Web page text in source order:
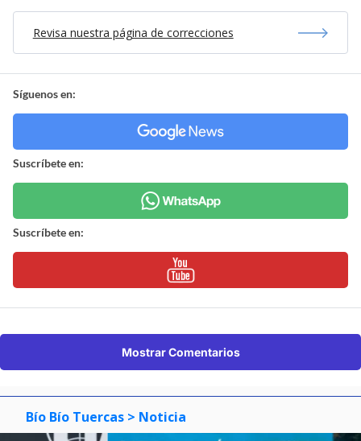
Revisa nuestra página de correcciones
Síguenos en:
Suscríbete en:
Suscríbete en:
Mostrar Comentarios
Bío Bío Tuercas > Noticia